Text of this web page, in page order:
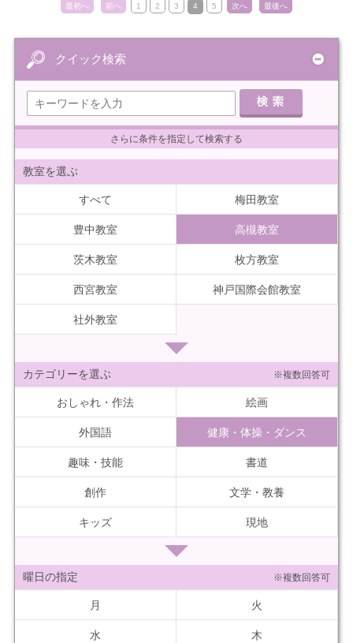
最初へ 前へ 1 2 3 4 5 次へ 最後へ
クイック検索
さらに条件を指定して検索する
教室を選ぶ
すべて 梅田教室
豊中教室 高槻教室
茨木教室 枚方教室
西宮教室 神戸国際会館教室
社外教室
カテゴリーを選ぶ ※複数回答可
おしゃれ・作法 絵画
外国語 健康・体操・ダンス
趣味・技能 書道
創作 文学・教養
キッズ 現地
曜日の指定 ※複数回答可
月 火
水 木